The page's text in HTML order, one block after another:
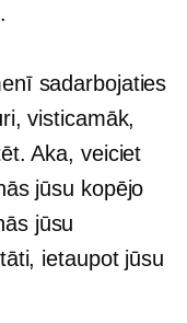
sadarbojaties
visticamāk,
Aka, veiciet
jūsu kopējo
jūsu
ietaupot jūsu